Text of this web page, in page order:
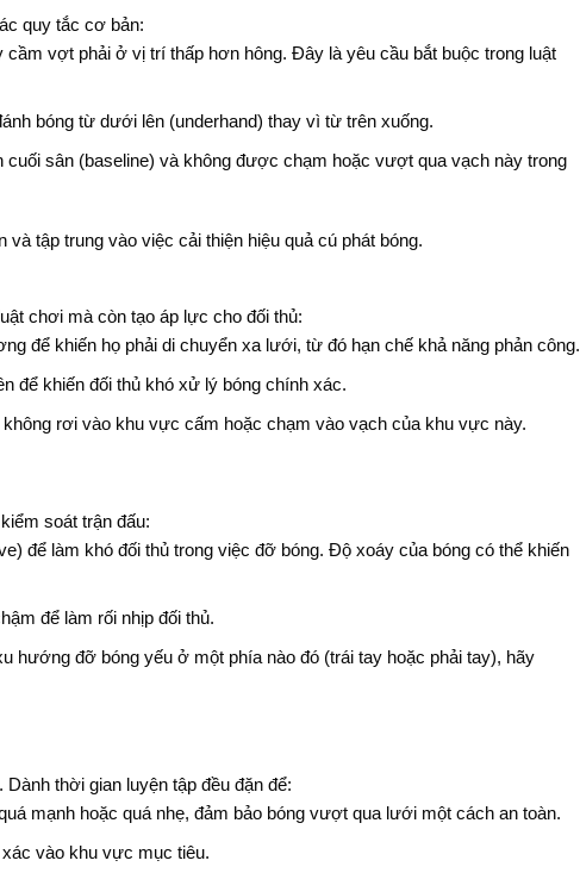
quy tắc cơ bản:
vợt phải ở vị trí thấp hơn hông. Đây là yêu cầu bắt buộc trong luật
bóng từ dưới lên (underhand) thay vì từ trên xuống.
sân (baseline) và không được chạm hoặc vượt qua vạch này trong
tập trung vào việc cải thiện hiệu quả cú phát bóng.
chơi mà còn tạo áp lực cho đối thủ:
để khiến họ phải di chuyển xa lưới, từ đó hạn chế khả năng phản công.
để khiến đối thủ khó xử lý bóng chính xác.
rơi vào khu vực cấm hoặc chạm vào vạch của khu vực này.
soát trận đấu:
để làm khó đối thủ trong việc đỡ bóng. Độ xoáy của bóng có thể khiến
để làm rối nhịp đối thủ.
hướng đỡ bóng yếu ở một phía nào đó (trái tay hoặc phải tay), hãy
thời gian luyện tập đều đặn để:
mạnh hoặc quá nhẹ, đảm bảo bóng vượt qua lưới một cách an toàn.
vào khu vực mục tiêu.